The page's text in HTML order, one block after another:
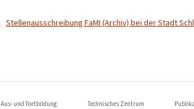
Stellenausschreibung FaMI (Archiv) bei der Stadt
Aus- und Fortbildung
Technisches Zentrum